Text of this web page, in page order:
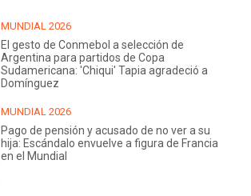
MUNDIAL 2026
El gesto de Conmebol a selección de
Argentina para partidos de Copa
Sudamericana: 'Chiqui' Tapia agradeció a
Domínguez
MUNDIAL 2026
Pago de pensión y acusado de no ver a su
hija: Escándalo envuelve a figura de Francia
en el Mundial